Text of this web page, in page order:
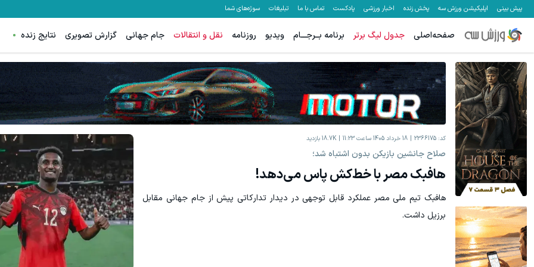
پیش بینی اپلیکیشن ورزش سه پخش زنده اخبار ورزشی پادکست تماس با ما تبلیغات سوژه‌های شما
صفحه‌اصلی جدول لیگ برتر برنامه بــرجـــام ویدیو روزنامه نقل و انتقالات جام جهانی گزارش تصویری نتایج زنده
کد: 2366175 18 خرداد 1405 ساعت 11:23 18.7K بازدید
صلاح جانشین بازیکن بدون اشتباه شد؛
هافبک مصر با خط‌کش پاس می‌دهد!
هافبک تیم ملی مصر عملکرد قابل توجهی در دیدار تدارکاتی پیش از جام جهانی مقابل
برزیل داشت.